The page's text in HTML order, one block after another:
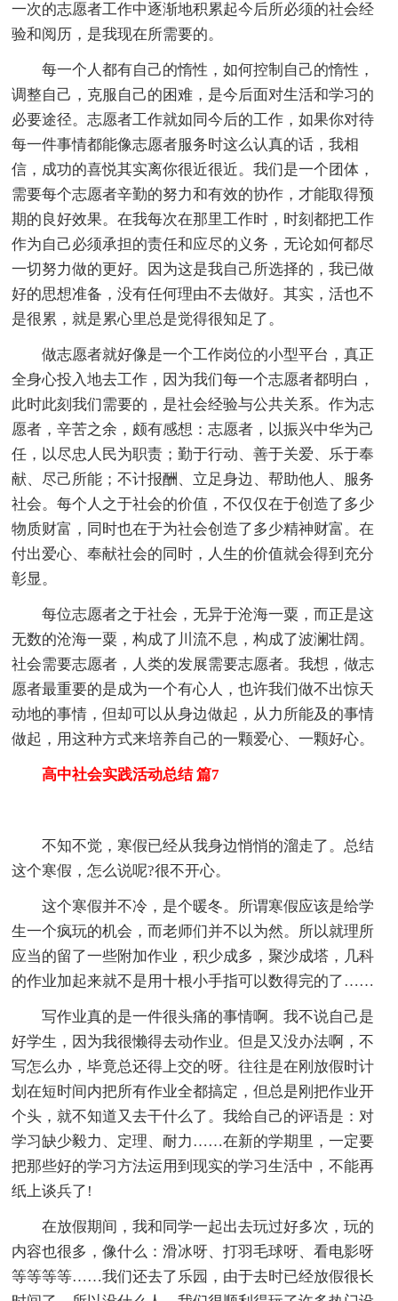
一次的志愿者工作中逐渐地积累起今后所必须的社会经
验和阅历，是我现在所需要的。
每一个人都有自己的惰性，如何控制自己的惰性，
调整自己，克服自己的困难，是今后面对生活和学习的
必要途径。志愿者工作就如同今后的工作，如果你对待
每一件事情都能像志愿者服务时这么认真的话，我相
信，成功的喜悦其实离你很近很近。我们是一个团体，
需要每个志愿者辛勤的努力和有效的协作，才能取得预
期的良好效果。在我每次在那里工作时，时刻都把工作
作为自己必须承担的责任和应尽的义务，无论如何都尽
一切努力做的更好。因为这是我自己所选择的，我已做
好的思想准备，没有任何理由不去做好。其实，活也不
是很累，就是累心里总是觉得很知足了。
做志愿者就好像是一个工作岗位的小型平台，真正
全身心投入地去工作，因为我们每一个志愿者都明白，
此时此刻我们需要的，是社会经验与公共关系。作为志
愿者，辛苦之余，颇有感想：志愿者，以振兴中华为己
任，以尽忠人民为职责；勤于行动、善于关爱、乐于奉
献、尽己所能；不计报酬、立足身边、帮助他人、服务
社会。每个人之于社会的价值，不仅仅在于创造了多少
物质财富，同时也在于为社会创造了多少精神财富。在
付出爱心、奉献社会的同时，人生的价值就会得到充分
彰显。
每位志愿者之于社会，无异于沧海一粟，而正是这
无数的沧海一粟，构成了川流不息，构成了波澜壮阔。
社会需要志愿者，人类的发展需要志愿者。我想，做志
愿者最重要的是成为一个有心人，也许我们做不出惊天
动地的事情，但却可以从身边做起，从力所能及的事情
做起，用这种方式来培养自己的一颗爱心、一颗好心。
高中社会实践活动总结 篇7
不知不觉，寒假已经从我身边悄悄的溜走了。总结
这个寒假，怎么说呢?很不开心。
这个寒假并不冷，是个暖冬。所谓寒假应该是给学
生一个疯玩的机会，而老师们并不以为然。所以就理所
应当的留了一些附加作业，积少成多，聚沙成塔，几科
的作业加起来就不是用十根小手指可以数得完的了……
写作业真的是一件很头痛的事情啊。我不说自己是
好学生，因为我很懒得去动作业。但是又没办法啊，不
写怎么办，毕竟总还得上交的呀。往往是在刚放假时计
划在短时间内把所有作业全都搞定，但总是刚把作业开
个头，就不知道又去干什么了。我给自己的评语是：对
学习缺少毅力、定理、耐力……在新的学期里，一定要
把那些好的学习方法运用到现实的学习生活中，不能再
纸上谈兵了!
在放假期间，我和同学一起出去玩过好多次，玩的
内容也很多，像什么：滑冰呀、打羽毛球呀、看电影呀
等等等等……我们还去了乐园，由于去时已经放假很长